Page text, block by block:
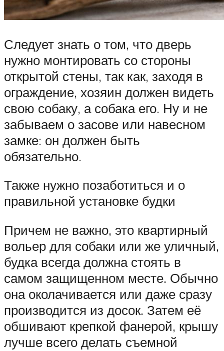
Следует знать о том, что дверь
нужно монтировать со стороны
открытой стены, так как, заходя в
ограждение, хозяин должен видеть
свою собаку, а собака его. Ну и не
забываем о засове или навесном
замке: он должен быть
обязательно.
Также нужно позаботиться и о
правильной установке будки
Причем не важно, это квартирный
вольер для собаки или же уличный,
будка всегда должна стоять в
самом защищенном месте. Обычно
она околачивается или даже сразу
производится из досок. Затем её
обшивают крепкой фанерой, крышу
лучше всего делать съемной